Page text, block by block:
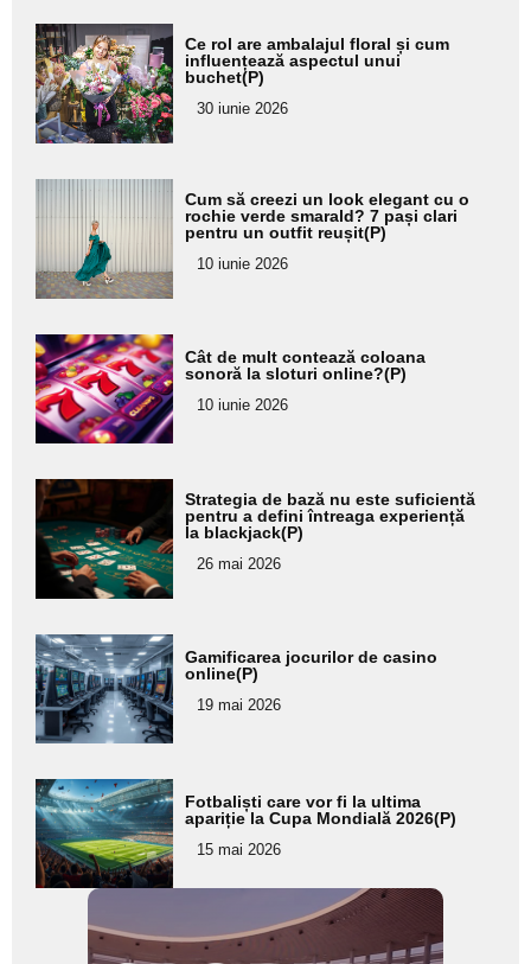
Adaugă
aici textul
pentru
subtitlu
Ce rol are ambalajul floral și cum
influențează aspectul unui
buchet(P)
30 iunie 2026
Adaugă
aici textul
pentru
subtitlu
Cum să creezi un look elegant cu o
rochie verde smarald? 7 pași clari
pentru un outfit reușit(P)
10 iunie 2026
Adaugă
aici textul
pentru
subtitlu
Cât de mult contează coloana
sonoră la sloturi online?(P)
10 iunie 2026
Adaugă
aici textul
pentru
subtitlu
Strategia de bază nu este suficientă
pentru a defini întreaga experiență
la blackjack(P)
26 mai 2026
Adaugă
aici textul
pentru
subtitlu
Gamificarea jocurilor de casino
online(P)
19 mai 2026
Adaugă
aici textul
pentru
subtitlu
Fotbaliști care vor fi la ultima
apariție la Cupa Mondială 2026(P)
15 mai 2026